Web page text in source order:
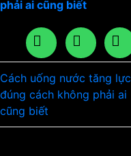
phải ai cũng biết
Cách uống nước tăng lực
đúng cách không phải ai
cũng biết